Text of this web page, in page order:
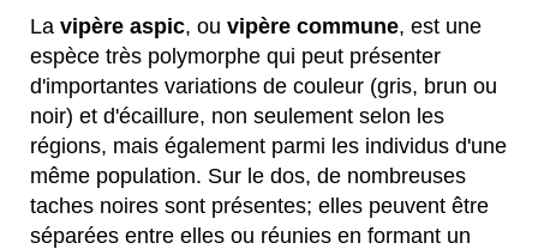
La vipère aspic, ou vipère commune, est une
espèce très polymorphe qui peut présenter
d'importantes variations de couleur (gris, brun ou
noir) et d'écaillure, non seulement selon les
régions, mais également parmi les individus d'une
même population. Sur le dos, de nombreuses
taches noires sont présentes; elles peuvent être
séparées entre elles ou réunies en formant un